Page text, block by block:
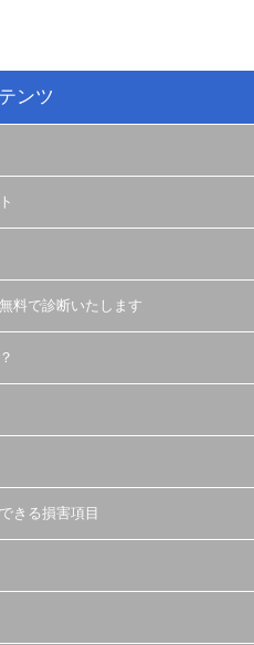
ンツ
料で診断いたします
きる損害項目